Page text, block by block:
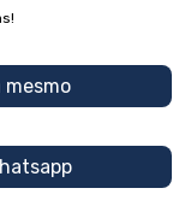
mesmo